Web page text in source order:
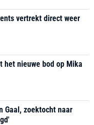
vertrekt direct weer
het nieuwe bod op Mika
Gaal, zoektocht naar